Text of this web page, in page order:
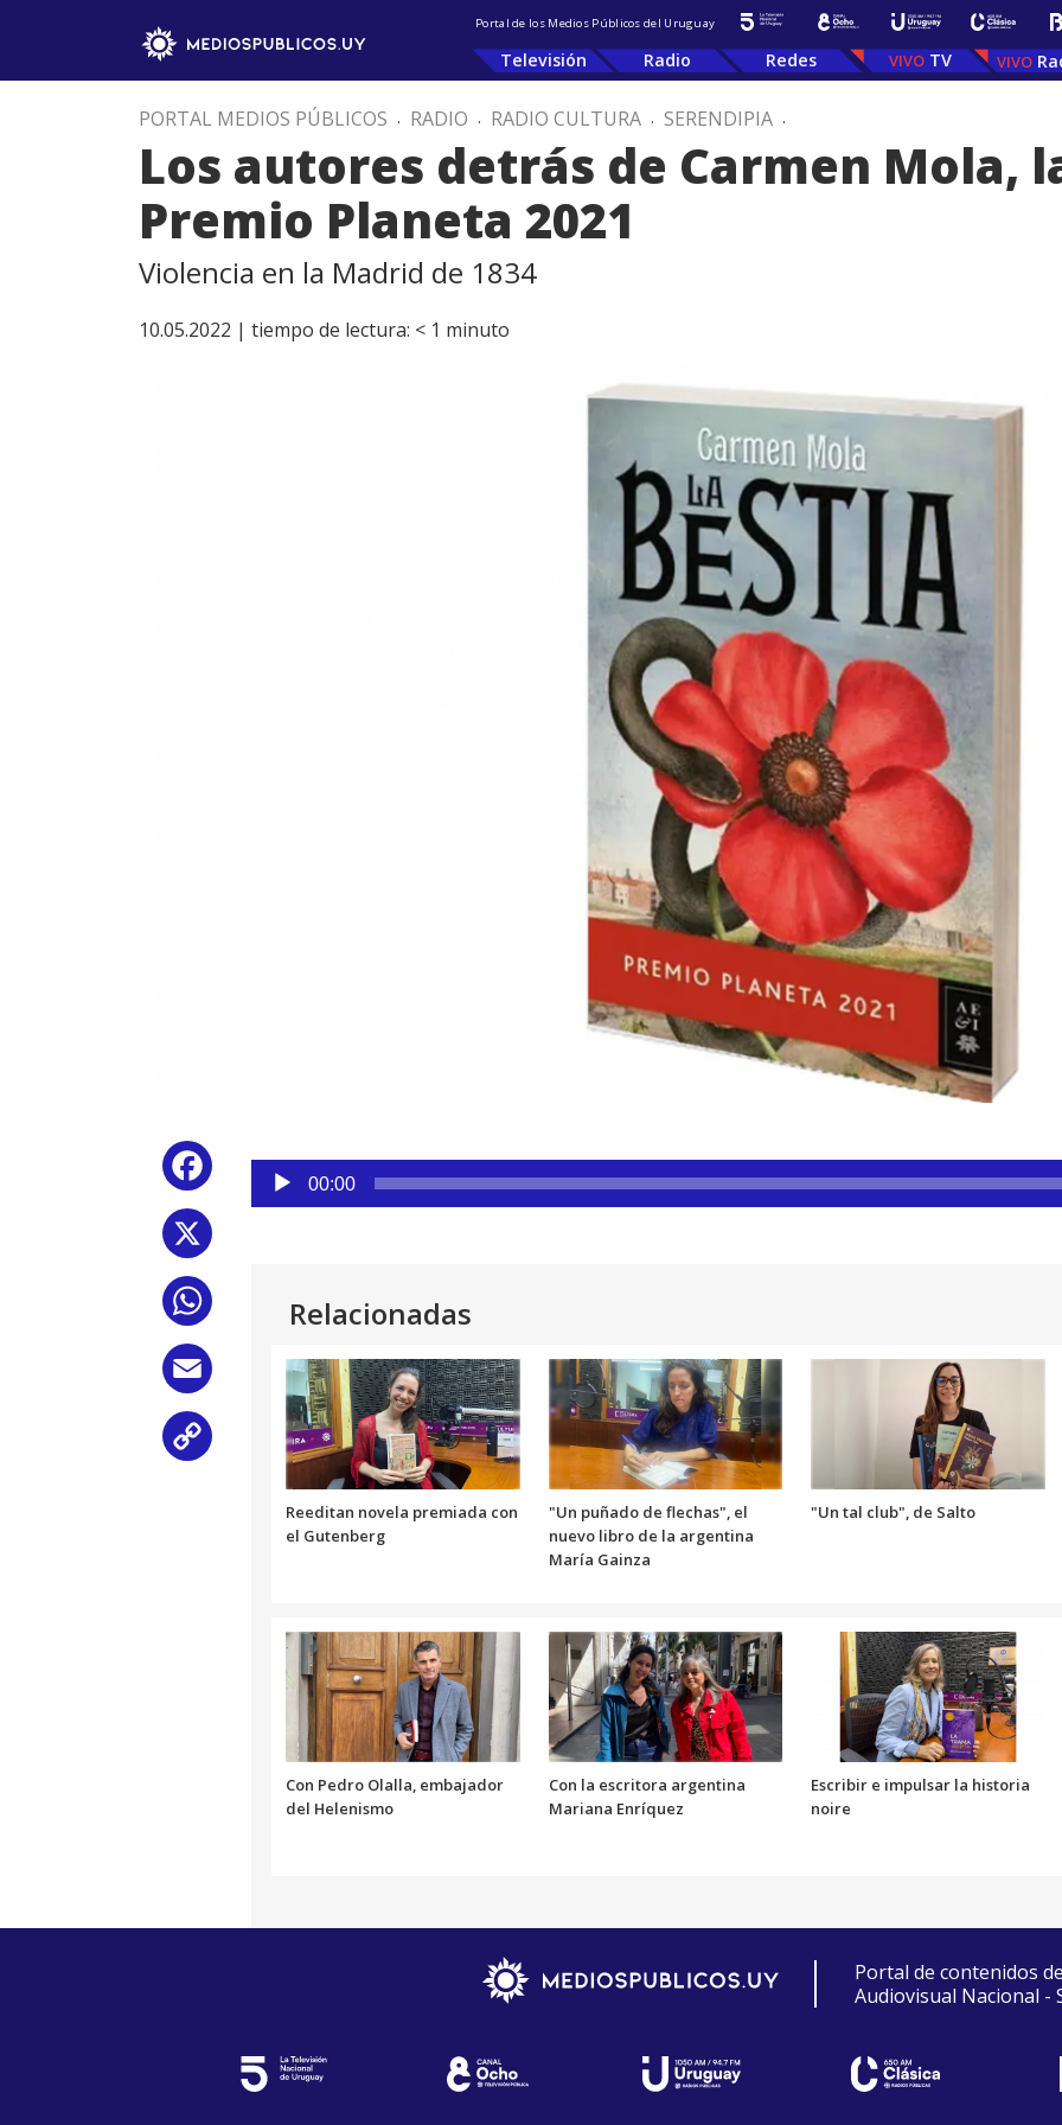
Portal de los Medios Públicos del Uruguay
Televisión Radio Redes TV
PORTAL MEDIOS PÚBLICOS . RADIO . RADIO CULTURA . SERENDIPIA .
Los autores detrás de Carmen Mola,
Premio Planeta 2021
Violencia en la Madrid de 1834
10.05.2022 | tiempo de lectura: < 1 minuto
Facebook
WhatsApp
Reproductor
audio
00:00
Relacionadas
Reeditan novela premiada con
el Gutenberg
"Un puñado de flechas", el
nuevo libro de la argentina
María Gainza
"Un tal club", de Salto
Con Pedro Olalla, embajador
del Helenismo
Con la escritora argentina
Mariana Enríquez
Escribir e impulsar la historia
noire
Portal de contenidos
Audiovisual Nacional -